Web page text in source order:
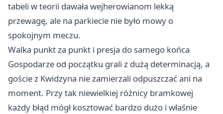
tabeli w teorii dawała wejherowianom lekką
przewagę, ale na parkiecie nie było mowy o
spokojnym meczu.
Walka punkt za punkt i presja do samego końca
Gospodarze od początku grali z dużą determinacją, a
goście z Kwidzyna nie zamierzali odpuszczać ani na
moment. Przy tak niewielkiej różnicy bramkowej
każdy błąd mógł kosztować bardzo dużo i właśnie